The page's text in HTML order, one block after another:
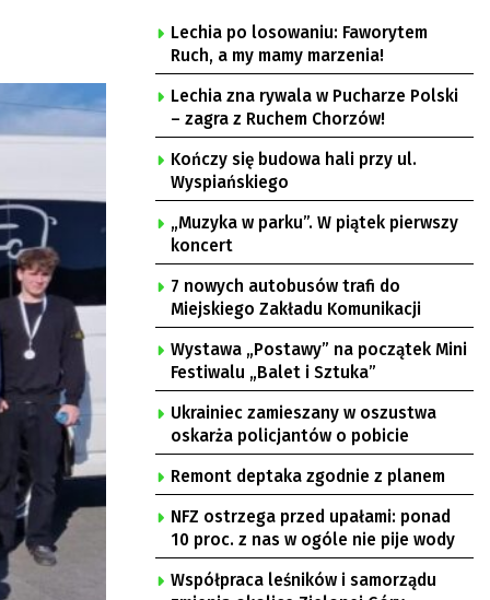
Lechia po losowaniu: Faworytem
Ruch, a my mamy marzenia!
Lechia zna rywala w Pucharze Polski
– zagra z Ruchem Chorzów!
Kończy się budowa hali przy ul.
Wyspiańskiego
„Muzyka w parku”. W piątek pierwszy
koncert
7 nowych autobusów trafi do
Miejskiego Zakładu Komunikacji
Wystawa „Postawy” na początek Mini
Festiwalu „Balet i Sztuka”
Ukrainiec zamieszany w oszustwa
oskarża policjantów o pobicie
Remont deptaka zgodnie z planem
NFZ ostrzega przed upałami: ponad
10 proc. z nas w ogóle nie pije wody
Współpraca leśników i samorządu